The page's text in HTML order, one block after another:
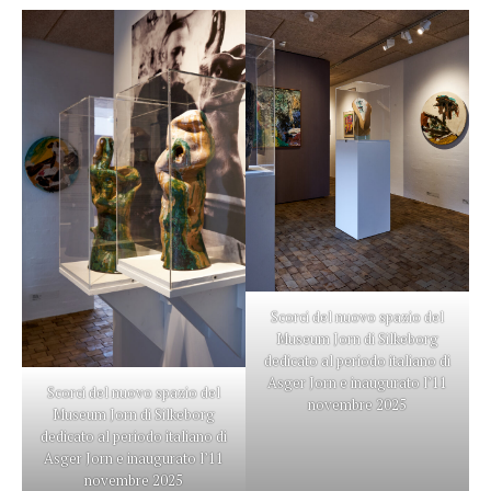
Scorci del nuovo spazio del
Museum Jorn di Silkeborg
dedicato al periodo italiano di
Asger Jorn e inaugurato l’11
novembre 2025
Scorci del nuovo spazio del
Museum Jorn di Silkeborg
dedicato al periodo italiano di
Asger Jorn e inaugurato l’11
novembre 2025